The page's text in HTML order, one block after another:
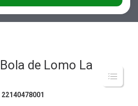
de Lomo La
22140478001